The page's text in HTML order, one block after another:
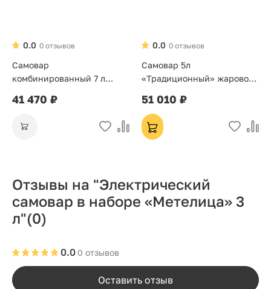
0 отзывов
0.0
Самовар
комбинированный 7 л
41 470 ₽
0 отзывов
0.0
Самовар 5л
«Традиционный» жаровой
51 010 ₽
Отзывы на "Электрический
самовар в наборе «Метелица» 3
л"(0)
0 отзывов
0.0
Оставить отзыв